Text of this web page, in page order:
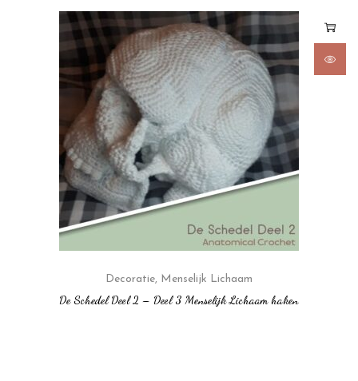
Decoratie, Menselijk Lichaam
De Schedel Deel 2 – Deel 3 Menselijk Lichaam haken